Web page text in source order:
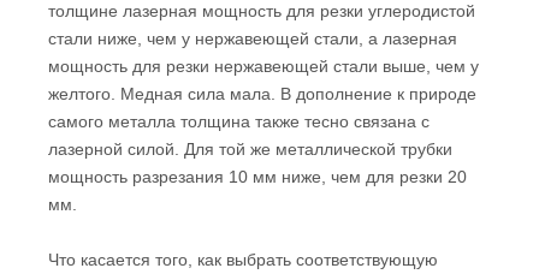
толщине лазерная мощность для резки углеродистой
стали ниже, чем у нержавеющей стали, а лазерная
мощность для резки нержавеющей стали выше, чем у
желтого. Медная сила мала. В дополнение к природе
самого металла толщина также тесно связана с
лазерной силой. Для той же металлической трубки
мощность разрезания 10 мм ниже, чем для резки 20
мм.
Что касается того, как выбрать соответствующую